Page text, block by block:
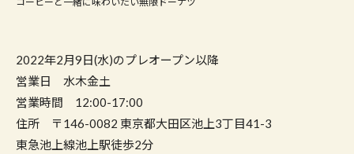
2022年2月9日(水)のプレオープン以降
営業日 水木金土
営業時間 12:00-17:00
住所 〒146-0082 東京都大田区池上3丁目41-3
東急池上線池上駅徒歩2分